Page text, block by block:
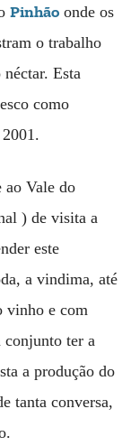
Pinhão onde os
o trabalho
Esta
como
ao Vale do
) de visita a
este
a vindima, até
vinho e com
conjunto ter a
a produção do
tanta conversa,